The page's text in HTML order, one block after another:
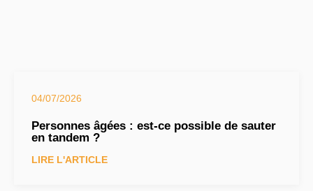
04/07/2026
Personnes âgées : est-ce possible de sauter
en tandem ?
LIRE L'ARTICLE